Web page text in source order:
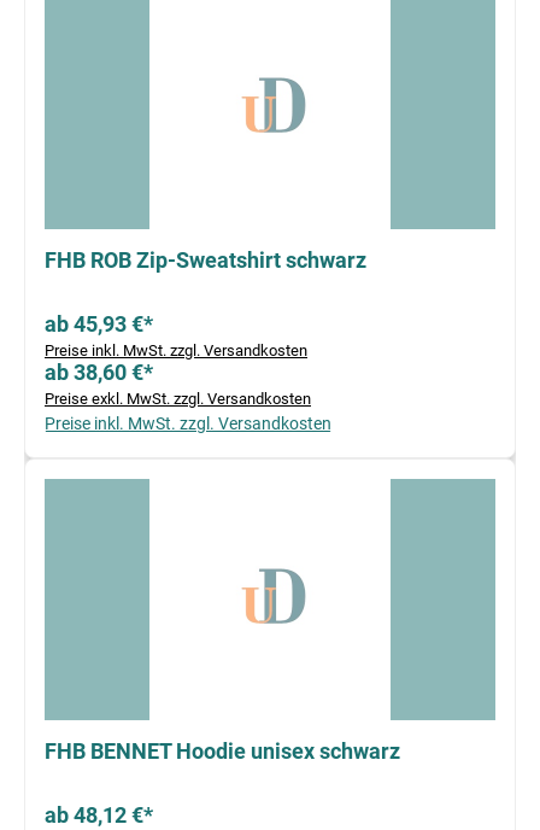
FHB ROB Zip-Sweatshirt schwarz
ab 45,93 €*
Preise inkl. MwSt. zzgl. Versandkosten
ab 38,60 €*
Preise exkl. MwSt. zzgl. Versandkosten
Preise inkl. MwSt. zzgl. Versandkosten
FHB BENNET Hoodie unisex schwarz
ab 48,12 €*